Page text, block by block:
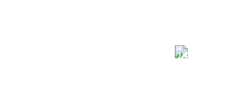
لقانون النفاذ إلى المعلومة